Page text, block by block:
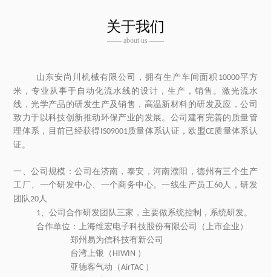
关于我们
—— about us ——
山东安尚川机械有限公司，拥有生产车间面积 10000平方
米，专业从事于自动化流水线的设计，生产，销售。激光流水
线，光学产品的研发生产及销售，高温新材料的研发及应，公司
致力于以科技创新推动环保产业的发展。公司建有完善的质量管
理体系，目前已经获得IS09001质量体系认证，欧盟CE质量体系认
证。
一、公司规模：公司在济南，泰安，河南濮阳，德州有三个生产
工厂、一个研发中心、一个商务中心。一线生产员工60人，研发
团队20人
1、公司合作研发团队三家，主要做系统控制，系统研发。
合作单位：上海维宏电子科技股份有限公司（上市企业）
郑州易为信科技有新公司
台湾上银（ HIWIN ）
亚德客气动（AirTAC ）